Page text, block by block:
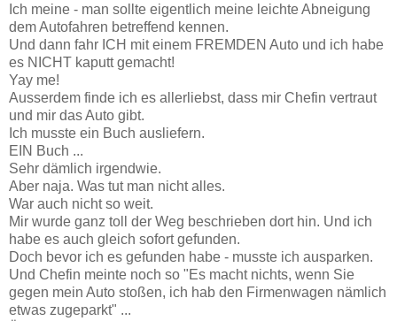
Ich meine - man sollte eigentlich meine leichte Abneigung
dem Autofahren betreffend kennen.
Und dann fahr ICH mit einem FREMDEN Auto und ich habe
es NICHT kaputt gemacht!
Yay me!
Ausserdem finde ich es allerliebst, dass mir Chefin vertraut
und mir das Auto gibt.
Ich musste ein Buch ausliefern.
EIN Buch ...
Sehr dämlich irgendwie.
Aber naja. Was tut man nicht alles.
War auch nicht so weit.
Mir wurde ganz toll der Weg beschrieben dort hin. Und ich
habe es auch gleich sofort gefunden.
Doch bevor ich es gefunden habe - musste ich ausparken.
Und Chefin meinte noch so "Es macht nichts, wenn Sie
gegen mein Auto stoßen, ich hab den Firmenwagen nämlich
etwas zugeparkt" ...